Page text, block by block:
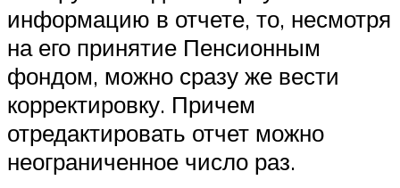
информацию в отчете, то, несмотря
на его принятие Пенсионным
фондом, можно сразу же вести
корректировку. Причем
отредактировать отчет можно
неограниченное число раз.